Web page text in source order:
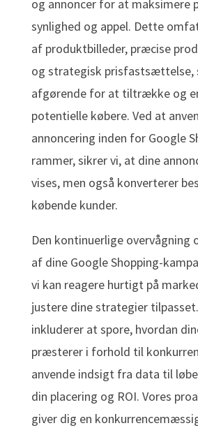
og annoncer for at maksimere
synlighed og appel. Dette
af produktbilleder, præcise
og strategisk prisfastsættelse,
afgørende for at tiltrække og
potentielle købere. Ved at
annoncering inden for Google
rammer, sikrer vi, at dine
vises, men også konverterer
købende kunder.
Den kontinuerlige overvågning
af dine Google Shopping-
vi kan reagere hurtigt på
justere dine strategier
inkluderer at spore, hvordan
præsterer i forhold til
anvende indsigt fra data til
din placering og ROI. Vores
giver dig en